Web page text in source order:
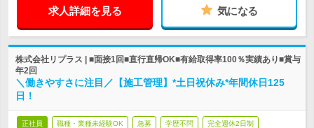
求人詳細を見る 気になる
株式会社リプラス | ■面接1回■直行直帰OK■有給取得率100％実績あり■賞与
年2回
＼働きやすさに注目／【施工管理】*土日祝休み*年間休日125
日！
正社員 職種・業種未経験OK 急募 学歴不問 完全週休2日制